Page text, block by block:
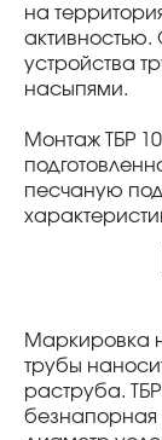
на
активностью.
устройства
насыпями.
Монтаж ТБР
песчаную
Маркировка
трубы
раструба.
безнапорная